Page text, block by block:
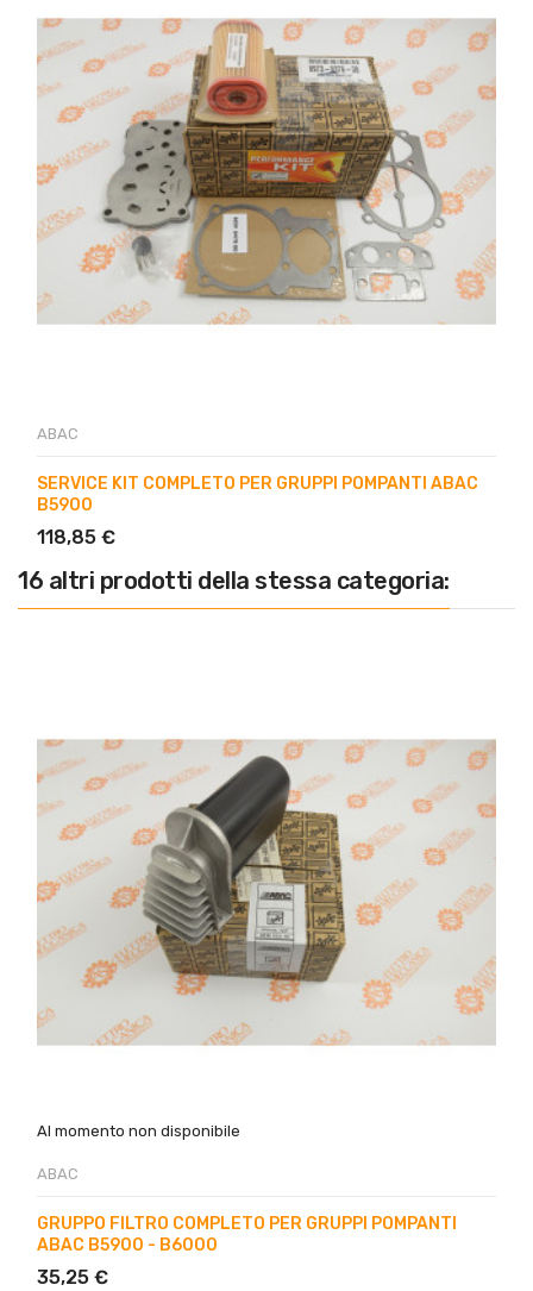
ABAC
SERVICE KIT COMPLETO PER GRUPPI POMPANTI ABAC
B5900
118,85 €
16 altri prodotti della stessa categoria:
Al momento non disponibile
ABAC
GRUPPO FILTRO COMPLETO PER GRUPPI POMPANTI
ABAC B5900 - B6000
35,25 €